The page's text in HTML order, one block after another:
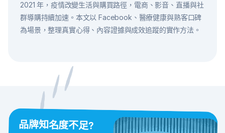
2021 年，疫情改變生活與購買路徑，電商、影音、直播與社
群導購持續加速。本文以 Facebook、醫療健康與熟客口碑
為場景，整理真實心得、內容證據與成效追蹤的實作方法。
品牌知名度不足?